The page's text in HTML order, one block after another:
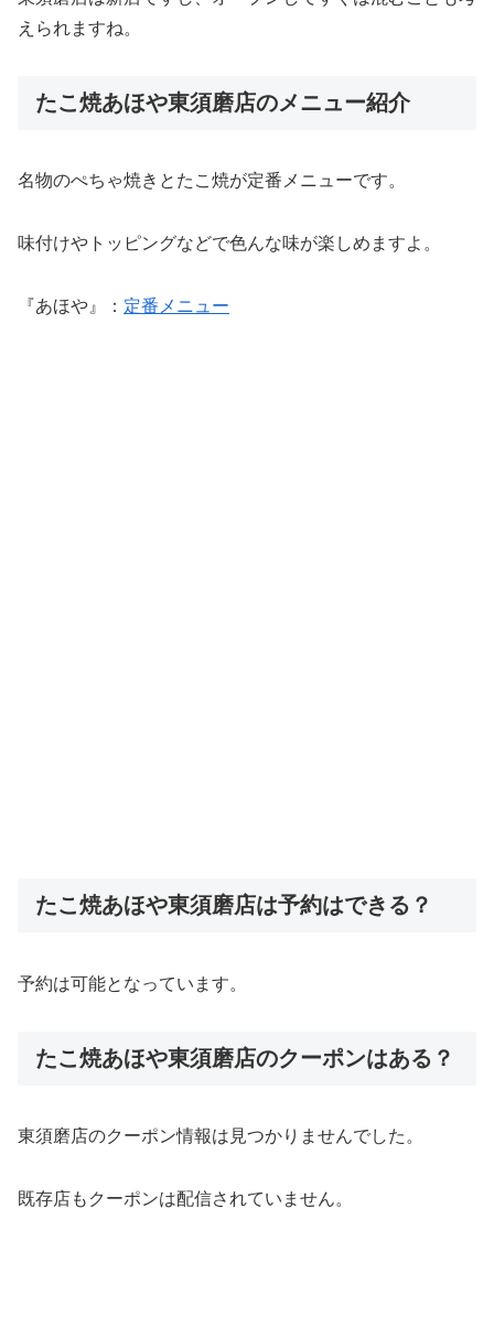
えられますね。
たこ焼あほや東須磨店のメニュー紹介
名物のぺちゃ焼きとたこ焼が定番メニューです。
味付けやトッピングなどで色んな味が楽しめますよ。
『あほや』： 定番メニュー
たこ焼あほや東須磨店は予約はできる？
予約は可能となっています。
たこ焼あほや東須磨店のクーポンはある？
東須磨店のクーポン情報は見つかりませんでした。
既存店もクーポンは配信されていません。